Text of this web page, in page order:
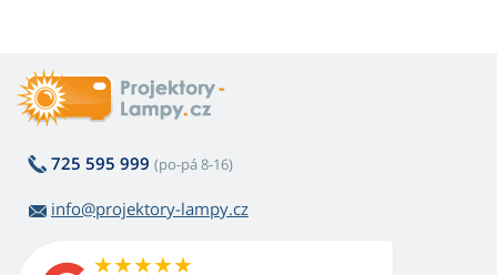
725 595 999 (po-pá 8-16)
info@projektory-lampy.cz